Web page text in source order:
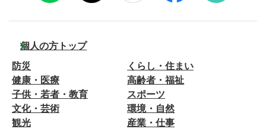
個人の方トップ
防災
くらし・住まい
健康・医療
高齢者・福祉
子供・若者・教育
スポーツ
文化・芸術
環境・自然
観光
産業・仕事